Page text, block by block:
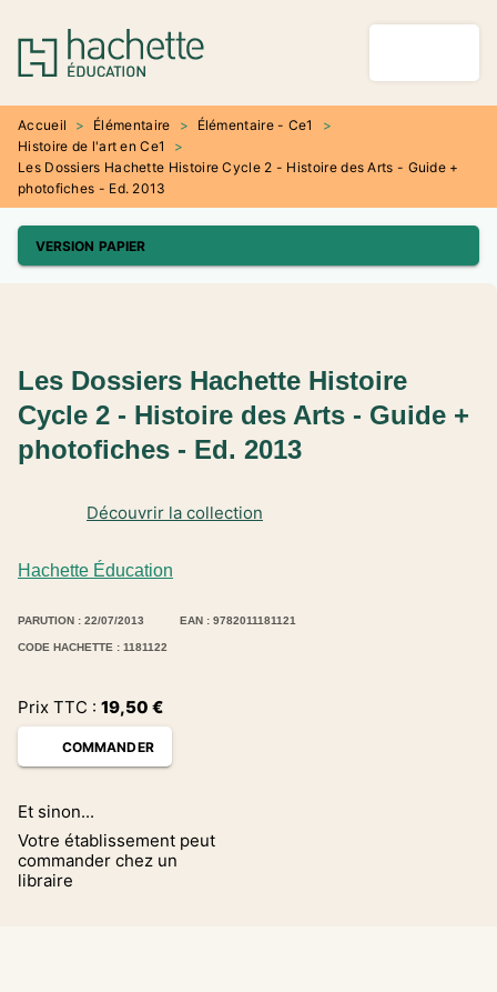
MENU RECHERCHE
PIED DE PAGE
Accueil > Élémentaire > Élémentaire - Ce1
>
Histoire de l'art en Ce1
>
Les Dossiers Hachette Histoire Cycle 2 - Histoire des Arts - Guide +
photofiches - Ed. 2013
VERSION PAPIER
Hachette Éducation
Découvrir la collection
Les Dossiers Hachette Histoire
Cycle 2 - Histoire des Arts - Guide +
photofiches - Ed. 2013
PARUTION : 22/07/2013 EAN : 9782011181121
CODE HACHETTE : 1181122
Prix TTC : 19,50 €
COMMANDER
Et sinon...
Votre établissement peut
commander chez un
libraire